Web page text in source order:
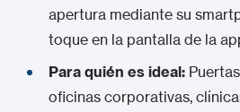
apertura mediante su
toque en la pantalla de la
Para quién es ideal:
oficinas corporativas,